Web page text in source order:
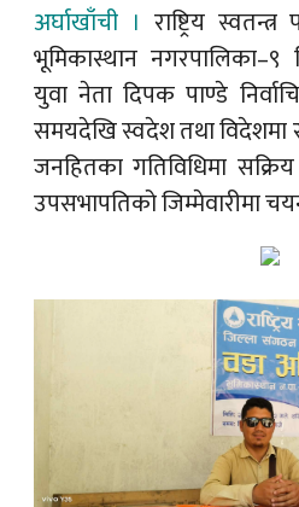
अर्घाखाँची । राष्ट्रिय स्वतन्त्र
भूमिकास्थान नगरपालिका–९
युवा नेता दिपक पाण्डे
समयदेखि स्वदेश तथा विदेशमा
जनहितका गतिविधिमा
उपसभापतिको जिम्मेवारीमा